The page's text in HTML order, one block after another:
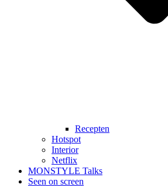
Recepten
Hotspot
Interior
Netflix
MONSTYLE Talks
Seen on screen